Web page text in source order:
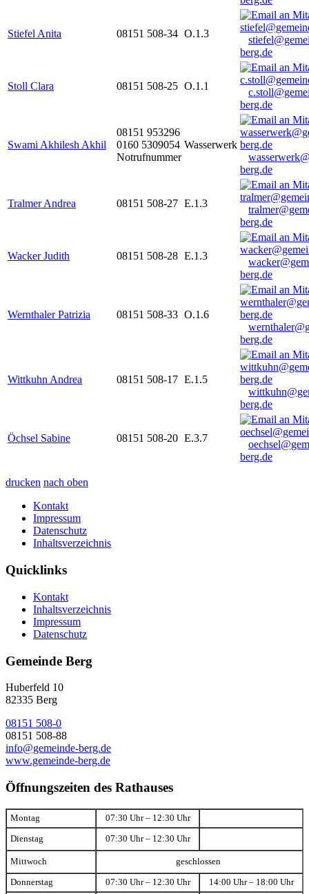
Stiefel Anita 08151 508-34 O.1.3
berg.de
Stoll Clara 08151 508-25 O.1.1
berg.de
Swami Akhilesh Akhil
08151 953296
0160 5309054
Notrufnummer
Wasserwerk
berg.de
Tralmer Andrea 08151 508-27 E.1.3
berg.de
Wacker Judith 08151 508-28 E.1.3
berg.de
Wernthaler Patrizia 08151 508-33 O.1.6
berg.de
Wittkuhn Andrea 08151 508-17 E.1.5
berg.de
Öchsel Sabine 08151 508-20 E.3.7
berg.de
drucken nach oben
Kontakt
Impressum
Datenschutz
Inhaltsverzeichnis
Quicklinks
Kontakt
Inhaltsverzeichnis
Impressum
Datenschutz
Gemeinde Berg
Huberfeld 10
82335 Berg
08151 508-0
08151 508-88
info@gemeinde-berg.de
www.gemeinde-berg.de
Öffnungszeiten des Rathauses
Montag 07:30 Uhr – 12:30 Uhr
Dienstag 07:30 Uhr – 12:30 Uhr
Mittwoch geschlossen
Donnerstag 07:30 Uhr – 12:30 Uhr 14:00 Uhr – 18:00 Uhr